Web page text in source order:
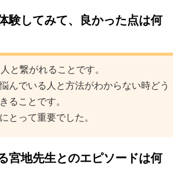
験してみて、良かった点は何
と繋がれることです。
んでいる人と方法がわからない時どう
ることです。
とって重要でした。
宮地先生とのエピソードは何